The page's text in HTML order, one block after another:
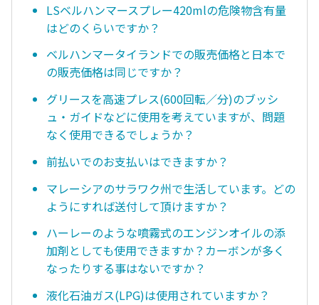
LSベルハンマースプレー420mlの危険物含有量
はどのくらいですか？
ベルハンマータイランドでの販売価格と日本で
の販売価格は同じですか？
グリースを高速プレス(600回転／分)のブッシ
ュ・ガイドなどに使用を考えていますが、問題
なく使用できるでしょうか？
前払いでのお支払いはできますか？
マレーシアのサラワク州で生活しています。どの
ようにすれば送付して頂けますか？
ハーレーのような噴霧式のエンジンオイルの添
加剤としても使用できますか？カーボンが多く
なったりする事はないですか？
液化石油ガス(LPG)は使用されていますか？